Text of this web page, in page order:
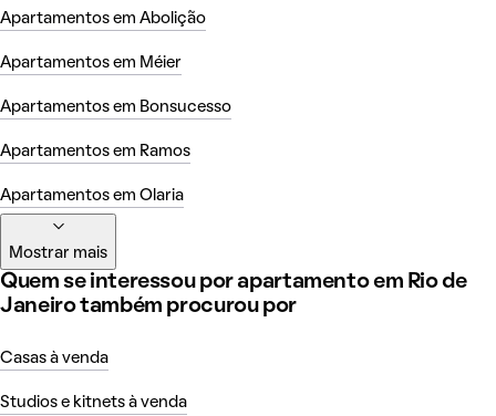
Apartamentos em Abolição
Apartamentos em Méier
Apartamentos em Bonsucesso
Apartamentos em Ramos
Apartamentos em Olaria
Mostrar mais
Quem se interessou por apartamento em Rio de
Janeiro também procurou por
Casas à venda
Studios e kitnets à venda